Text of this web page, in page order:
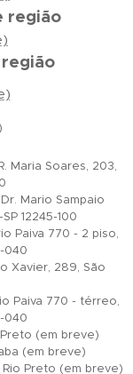
região
Maria Soares, 203,
Mario Sampaio
12245-100
Paiva 770 - 2 piso,
040
Xavier, 289, São
Paiva 770 - térreo,
040
(em breve)
(em breve)
Preto (em breve)